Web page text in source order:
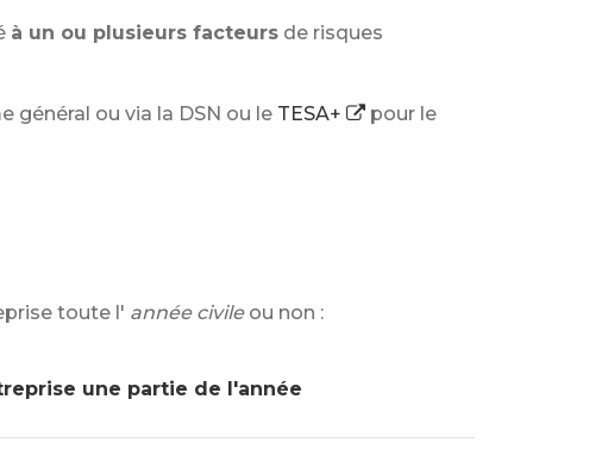
à un ou plusieurs facteurs de risques
général ou via la DSN ou le TESA+
pour le
toute l' année civile ou non :
une partie de l'année